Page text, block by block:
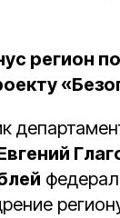
регион